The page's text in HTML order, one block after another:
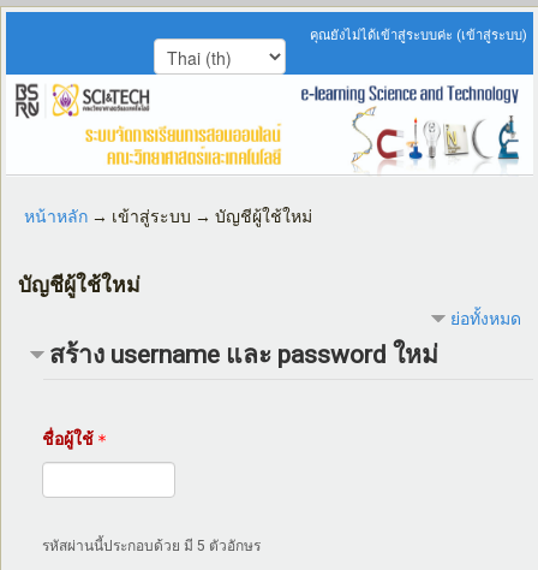
คุณยังไม่ได้เข้าสู่ระบบค่ะ (เข้าสู่ระบบ)
หน้าหลัก → เข้าสู่ระบบ → บัญชีผู้ใช้ใหม่
บัญชีผู้ใช้ใหม่
ย่อทั้งหมด
สร้าง username และ password ใหม่
ชื่อผู้ใช้
รหัสผ่านนี้ประกอบด้วย มี 5 ตัวอักษร